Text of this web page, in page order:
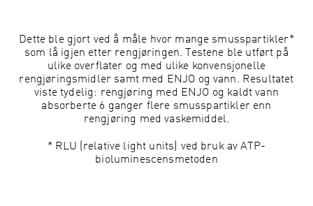
Dette ble gjort ved å måle hvor mange smusspartikler*
som lå igjen etter rengjøringen. Testene ble utført på
ulike overflater og med ulike konvensjonelle
rengjøringsmidler samt med ENJO og vann. Resultatet
viste tydelig: rengjøring med ENJO og kaldt vann
absorberte 6 ganger flere smusspartikler enn
rengjøring med vaskemiddel.
* RLU (relative light units) ved bruk av ATP-
bioluminescensmetoden